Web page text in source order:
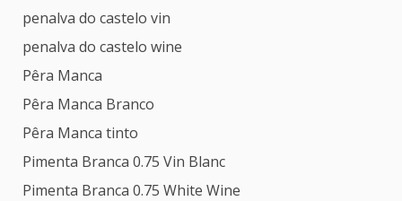
penalva do castelo vin
penalva do castelo wine
Pêra Manca
Pêra Manca Branco
Pêra Manca tinto
Pimenta Branca 0.75 Vin Blanc
Pimenta Branca 0.75 White Wine